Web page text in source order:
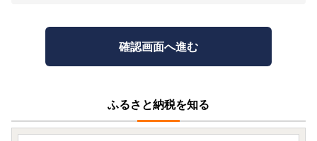
ふるさと納税を知る